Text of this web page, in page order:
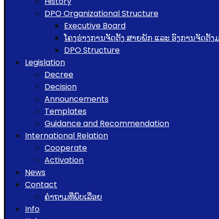
DPO Organizational Structure
Executive Board
ໂຄງຮ່າງການຈັດຕັ້ງ ສາຍພັກ ແລະ ອົງການຈັດຕັ້
DPO Structure
Legislation
Decree
Decision
Announcements
Templates
Guidance and Recommendation
International Relation
Cooperate
Activation
News
Contact
ຄຳຖາມທີ່ພົບເລື່ອຍ
Info